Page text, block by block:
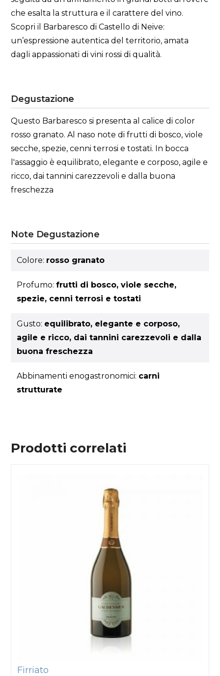
che esalta la struttura e il carattere del vino.
Scopri il Barbaresco di Castello di Neive:
un’espressione autentica del territorio, amata
dagli appassionati di vini rossi di qualità.
Degustazione
Questo Barbaresco si presenta al calice di color
rosso granato. Al naso note di frutti di bosco, viole
secche, spezie, cenni terrosi e tostati. In bocca
l'assaggio è equilibrato, elegante e corposo, agile e
ricco, dai tannini carezzevoli e dalla buona
freschezza
Note Degustazione
Colore: rosso granato
Profumo:frutti di bosco, viole secche,
spezie, cenni terrosi e tostati
Gusto: equilibrato, elegante e corposo,
agile e ricco, dai tannini carezzevoli e dalla
buona freschezza
Abbinamenti enogastronomici: carni
strutturate
Prodotti correlati
Firriato